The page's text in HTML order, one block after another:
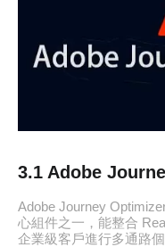
3.1 Adobe
Adobe Journey
心組件之一，能整合
企業級客戶進行多通路